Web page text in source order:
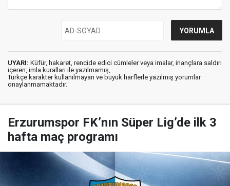
UYARI: Küfür, hakaret, rencide edici cümleler veya imalar, inançlara saldırı
içeren, imla kuralları ile yazılmamış,
Türkçe karakter kullanılmayan ve büyük harflerle yazılmış yorumlar
onaylanmamaktadır.
Erzurumspor FK’nın Süper Lig’de ilk 3
hafta maç programı